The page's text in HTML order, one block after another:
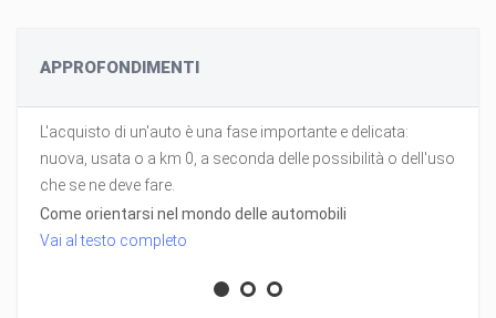
APPROFONDIMENTI
L'acquisto di un'auto è una fase importante e delicata:
nuova, usata o a km 0, a seconda delle possibilità o dell'uso
che se ne deve fare.
Come orientarsi nel mondo delle automobili
Vai al testo completo